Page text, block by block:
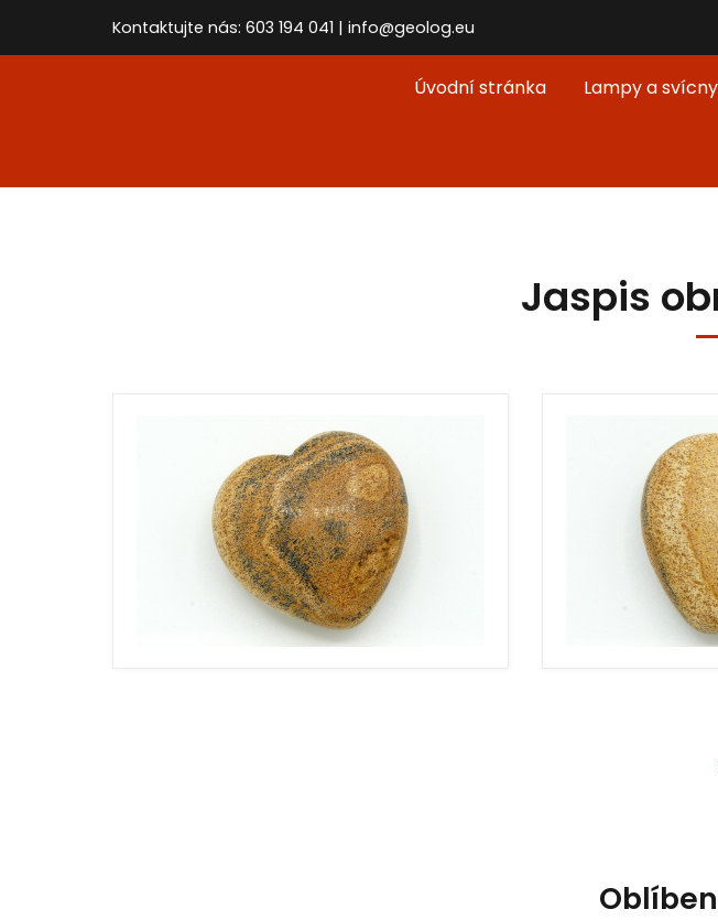
Kontaktujte nás: 603 194 041 | info@geolog.eu
Úvodní stránka Lampy a svícny
Jaspis